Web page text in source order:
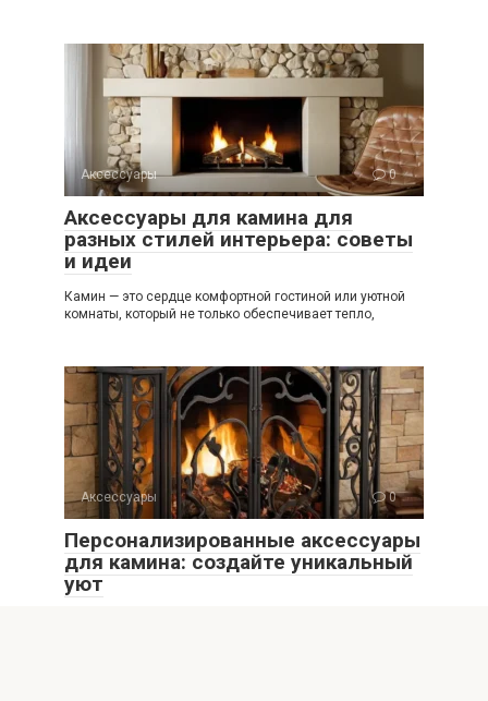
Аксессуары 0
Аксессуары для камина для
разных стилей интерьера: советы
и идеи
Камин — это сердце комфортной гостиной или уютной
комнаты, который не только обеспечивает тепло,
Аксессуары 0
Персонализированные аксессуары
для камина: создайте уникальный
уют